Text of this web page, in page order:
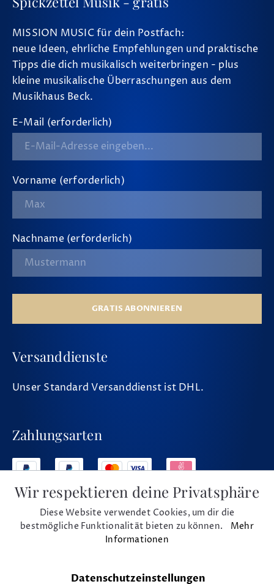
MISSION MUSIC für dein Postfach:
neue Ideen, ehrliche Empfehlungen und praktische
Tipps die dich musikalisch weiterbringen - plus
kleine musikalische Überraschungen aus dem
Musikhaus Beck.
E-Mail (erforderlich)
Vorname (erforderlich)
Nachname (erforderlich)
GRATIS ABONNIEREN
Versanddienste
Unser Standard Versanddienst ist DHL.
Zahlungsarten
Social Media
Wir respektieren deine Privatsphäre
Diese Website verwendet Cookies, um dir die
bestmögliche Funktionalität bieten zu können. Mehr
Informationen
Datenschutzeinstellungen